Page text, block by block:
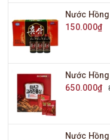
150.000₫
650.000₫